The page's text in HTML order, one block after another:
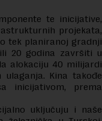
te inicijative,
projekata,
tek planiranoj gradnji
20 godina završiti u
alokaciju 40 milijardi
Kina takođe
inicijativom, prema
uključuju i naše